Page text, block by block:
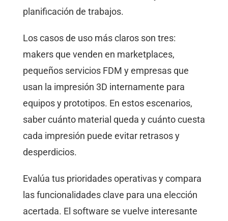
planificación de trabajos.
Los casos de uso más claros son tres:
makers que venden en marketplaces,
pequeños servicios FDM y empresas que
usan la impresión 3D internamente para
equipos y prototipos. En estos escenarios,
saber cuánto material queda y cuánto cuesta
cada impresión puede evitar retrasos y
desperdicios.
Evalúa tus prioridades operativas y compara
las funcionalidades clave para una elección
acertada. El software se vuelve interesante